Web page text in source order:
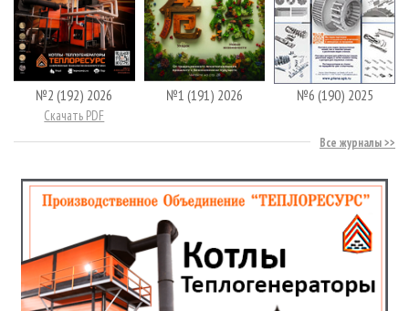
№2 (192) 2026
Скачать PDF
№1 (191) 2026 №6 (190) 2025
Все журналы